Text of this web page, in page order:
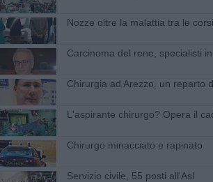
Nozze oltre la malattia tra le
Carcinoma del rene, specialisti
Chirurgia ad Arezzo, un reparto
L'aspirante chirurgo? Opera il
Chirurgo minacciato e rapinato
Servizio civile, 55 posti all'Asl